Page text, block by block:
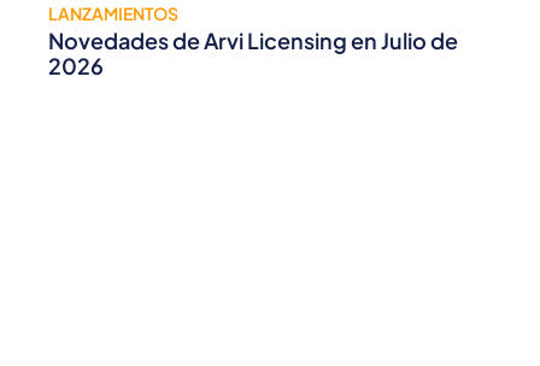
LANZAMIENTOS
Novedades de Arvi Licensing en Julio de
2026